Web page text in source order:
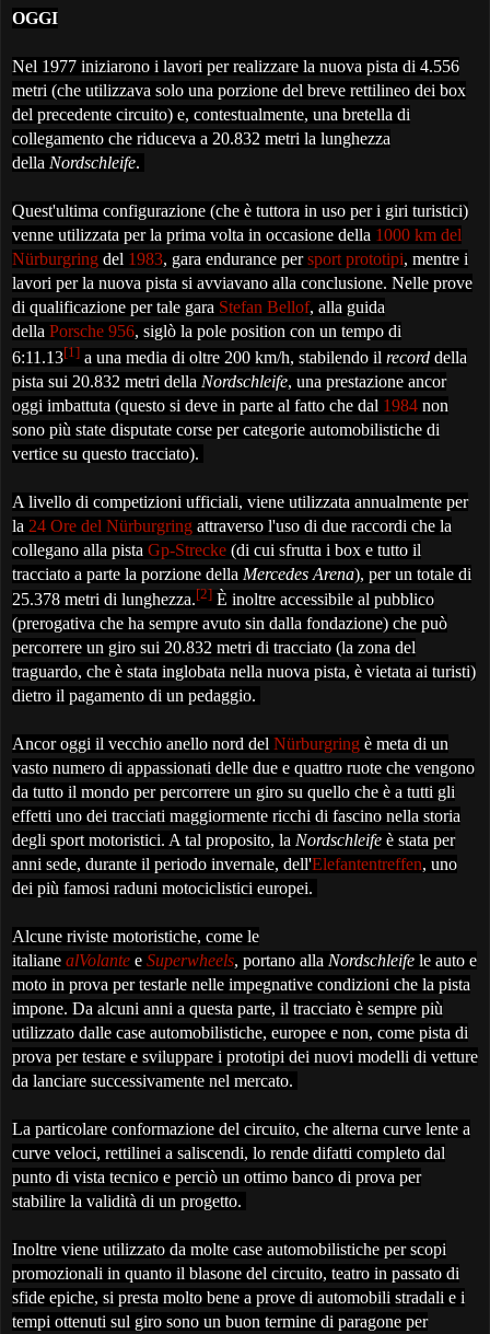
OGGI
Nel 1977 iniziarono i lavori per realizzare la nuova pista di 4.556
metri (che utilizzava solo una porzione del breve rettilineo dei box
del precedente circuito) e, contestualmente, una bretella di
collegamento che riduceva a 20.832 metri la lunghezza
della Nordschleife.
Quest'ultima configurazione (che è tuttora in uso per i giri turistici)
venne utilizzata per la prima volta in occasione della 1000 km del
Nürburgring del 1983, gara endurance persport prototipi, mentre i
lavori per la nuova pista si avviavano alla conclusione. Nelle prove
di qualificazione per tale gara Stefan Bellof, alla guida
della Porsche 956, siglò la pole position con un tempo di
6:11.13[1] a una media di oltre 200 km/h, stabilendo il record della
pista sui 20.832 metri della Nordschleife, una prestazione ancor
oggi imbattuta (questo si deve in parte al fatto che dal 1984 non
sono più state disputate corse per categorie automobilistiche di
vertice su questo tracciato).
A livello di competizioni ufficiali, viene utilizzata annualmente per
la 24 Ore del Nürburgring attraverso l'uso di due raccordi che la
collegano alla pista Gp-Strecke (di cui sfrutta i box e tutto il
tracciato a parte la porzione della Mercedes Arena), per un totale di
25.378 metri di lunghezza.[2] È inoltre accessibile al pubblico
(prerogativa che ha sempre avuto sin dalla fondazione) che può
percorrere un giro sui 20.832 metri di tracciato (la zona del
traguardo, che è stata inglobata nella nuova pista, è vietata ai turisti)
dietro il pagamento di un pedaggio.
Ancor oggi il vecchio anello nord del Nürburgring è meta di un
vasto numero di appassionati delle due e quattro ruote che vengono
da tutto il mondo per percorrere un giro su quello che è a tutti gli
effetti uno dei tracciati maggiormente ricchi di fascino nella storia
degli sport motoristici. A tal proposito, la Nordschleife è stata per
anni sede, durante il periodo invernale, dell'Elefantentreffen, uno
dei più famosi raduni motociclistici europei.
Alcune riviste motoristiche, come le
italiane alVolante e Superwheels, portano alla Nordschleife le auto e
moto in prova per testarle nelle impegnative condizioni che la pista
impone. Da alcuni anni a questa parte, il tracciato è sempre più
utilizzato dalle case automobilistiche, europee e non, come pista di
prova per testare e sviluppare i prototipi dei nuovi modelli di vetture
da lanciare successivamente nel mercato.
La particolare conformazione del circuito, che alterna curve lente a
curve veloci, rettilinei a saliscendi, lo rende difatti completo dal
punto di vista tecnico e perciò un ottimo banco di prova per
stabilire la validità di un progetto.
Inoltre viene utilizzato da molte case automobilistiche per scopi
promozionali in quanto il blasone del circuito, teatro in passato di
sfide epiche, si presta molto bene a prove di automobili stradali e i
tempi ottenuti sul giro sono un buon termine di paragone per